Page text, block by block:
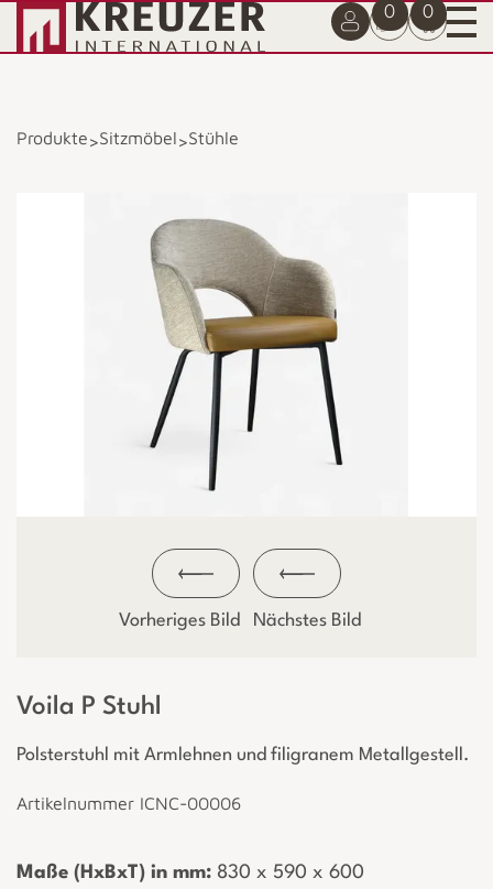
0 0
Produkte>Sitzmöbel>Stühle
Vorheriges Bild Nächstes Bild
Voila P Stuhl
Polsterstuhl mit Armlehnen und filigranem Metallgestell.
Artikelnummer ICNC-00006
Maße (HxBxT) in mm: ­ 830 x 590 x 600